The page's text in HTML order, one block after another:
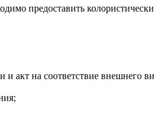
предоставить
акт на соответствие внешнего